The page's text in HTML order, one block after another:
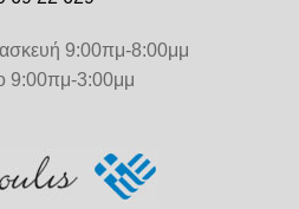
9:00πμ-8:00μμ
9:00πμ-3:00μμ